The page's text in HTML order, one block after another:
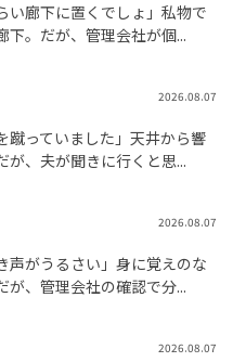
い廊下に置くでしょ」私物で
下。だが、管理会社が個...
2026.08.07
蹴っていました」天井から響
が、夫が聞きに行くと思...
2026.08.07
声がうるさい」身に覚えのな
が、管理会社の確認で分...
2026.08.07